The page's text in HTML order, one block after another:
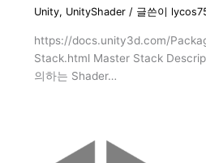
Unity, UnityShader/ 글쓴이
https://docs.unity3d.com/
Stack.html Master Stack
의하는 Shader…